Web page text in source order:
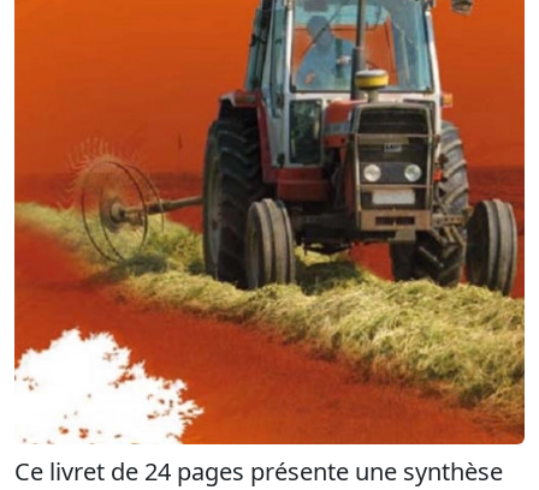
Ce livret de 24 pages présente une synthèse